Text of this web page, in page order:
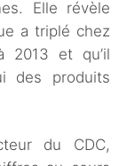
Elle révèle
a triplé chez
2013 et qu’il
des produits
du CDC,